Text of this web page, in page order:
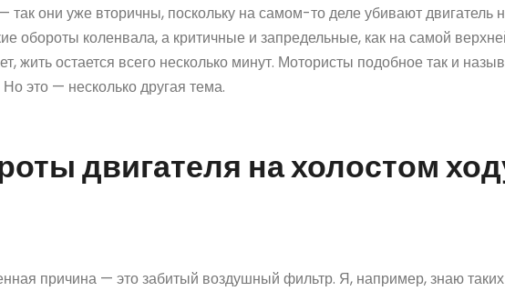
так они уже вторичны, поскольку на самом-то деле убивают двигатель
обороты коленвала, а критичные и запредельные, как на самой
жить остается всего несколько минут. Мотористы подобное так и
это — несколько другая тема.
двигателя на холостом
причина — это забитый воздушный фильтр. Я, например, знаю таких